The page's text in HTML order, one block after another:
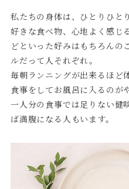
私たちの身体は、ひとりひと
好きな食べ物、心地よく感じ
どといった好みはもちろんの
ルだって人それぞれ。
毎朝ランニングが出来るほど
食事をしてお風呂に入るのが
一人分の食事では足りない健
ば満腹になる人もいます。